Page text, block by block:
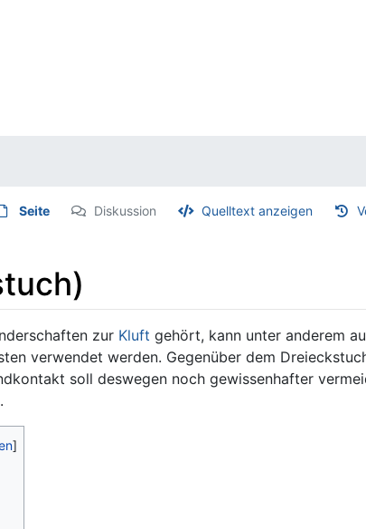
Seite Diskussion Quelltext anzeigen
zur Kluft gehört, kann unter anderem
verwendet werden. Gegenüber dem
soll deswegen noch gewissenhafter